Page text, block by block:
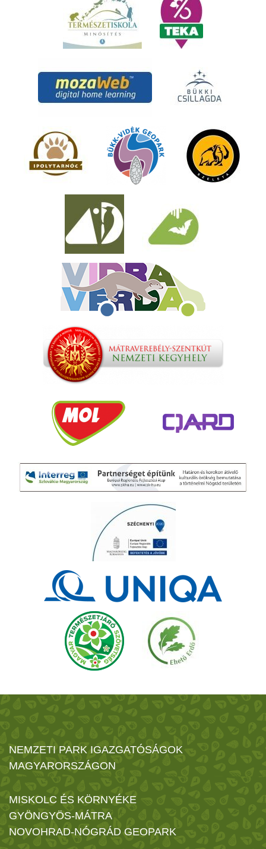
NEMZETI PARK IGAZGATÓSÁGOK
MAGYARORSZÁGON
MISKOLC ÉS KÖRNYÉKE
GYÖNGYÖS-MÁTRA
NOVOHRAD-NÓGRÁD GEOPARK